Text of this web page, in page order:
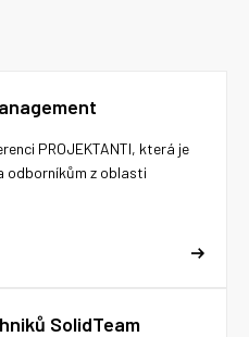
PROJEKTANTI, která je
odborníkům z oblasti
SolidTeam